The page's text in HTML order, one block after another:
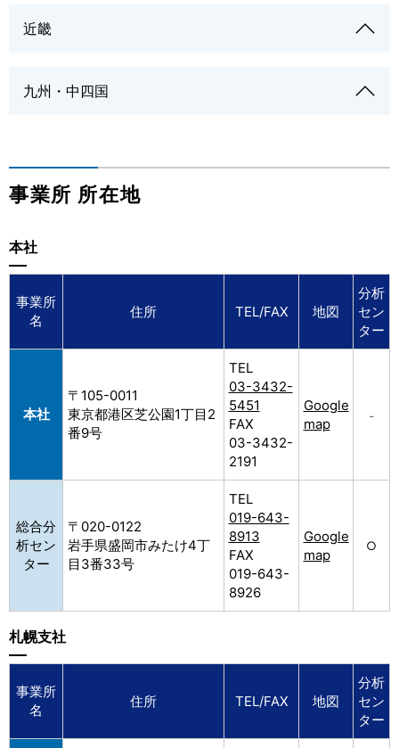
近畿
九州・中四国
事業所 所在地
本社
事業所
名
住所 TEL/FAX 地図
分析
セン
ター
本社
〒105-0011
東京都港区芝公園1丁目2
番9号
TEL
03-3432-
5451
FAX
03-3432-
2191
Google
map
–
総合分
析セン
ター
〒020-0122
岩手県盛岡市みたけ4丁
目3番33号
TEL
019-643-
8913
FAX
019-643-
8926
Google
map
○
札幌支社
事業所
名
住所 TEL/FAX 地図
分析
セン
ター